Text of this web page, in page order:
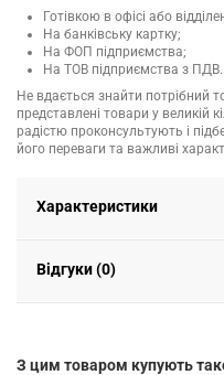
Готівкою в офісі або
На банківську картку;
На ФОП підприємства;
На ТОВ підприємства з ПДВ.
Не вдається знайти потрібний
представлені товари у великій
радістю проконсультують і
його переваги та важливі
Характеристики
Відгуки (0)
З цим товаром купують